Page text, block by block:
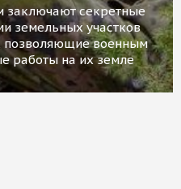
секретные
земельных участков
позволяющие военным
работы на их земле